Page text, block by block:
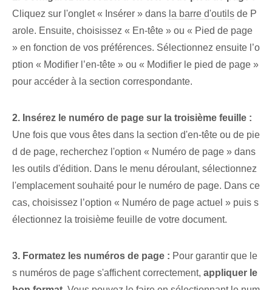
Cliquez sur l'onglet « Insérer » dans la barre d'outils de P
arole. Ensuite, choisissez « En-tête » ou « Pied de page
» en fonction de vos préférences. Sélectionnez ensuite l’o
ption « Modifier l’en-tête » ou « Modifier le pied de page »
pour accéder à la section correspondante.
2. Insérez le numéro de page sur la troisième feuille :
Une fois que vous êtes dans la section d'en-tête ou de pie
d de page, recherchez l'option « Numéro de page » dans
les outils d'édition. Dans le menu déroulant, sélectionnez
l'emplacement souhaité pour le numéro de page. Dans ce
cas, choisissez l’option « Numéro de page actuel » puis s
électionnez la troisième feuille de votre document.
3. Formatez les numéros de page : Pour garantir que le
s numéros de page s'affichent correctement, appliquer le